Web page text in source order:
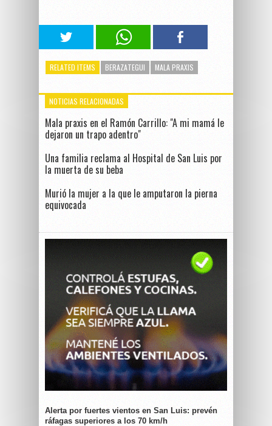
RELATED ITEMS BERAZATEGUI MALA PRAXIS
NOTICIAS RELACIONADAS
Mala praxis en el Ramón Carrillo: "A mi mamá le
dejaron un trapo adentro"
Una familia reclama al Hospital de San Luis por
la muerta de su beba
Murió la mujer a la que le amputaron la pierna
equivocada
Alerta por fuertes vientos en San Luis: prevén
ráfagas superiores a los 70 km/h